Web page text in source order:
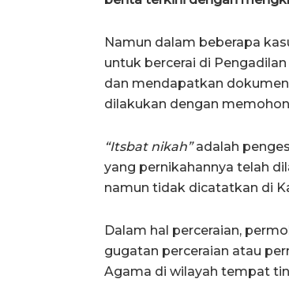
Namun dalam beberapa
untuk bercerai di
dan mendapatkan
dilakukan dengan
“Itsbat nikah”adalah
yang pernikahannya telah
namun tidak dicatatkan di
Dalam hal perceraian,
gugatan perceraian atau
Agama di wilayah tempat